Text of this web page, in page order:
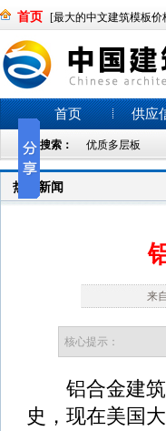
首页 [最大的中文建筑模板价
首页 供应
热门搜索： 优质多层板
热点新闻
来
核心提示：
铝合金建筑
史，现在美国